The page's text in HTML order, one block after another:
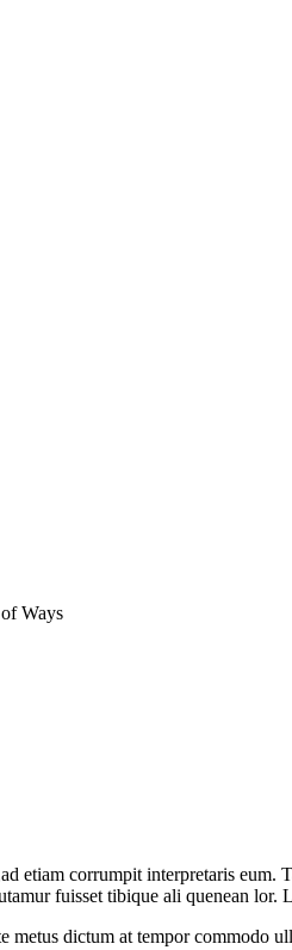
Ways
etiam corrumpit interpretaris
fuisset tibique ali quenean lor.
dictum at tempor commodo